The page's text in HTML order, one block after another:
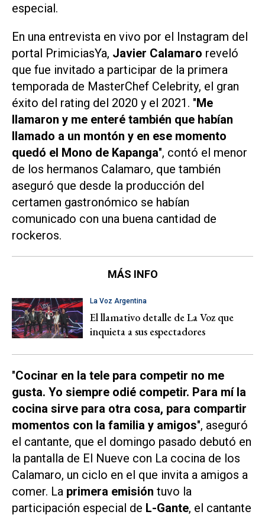
especial.
En una entrevista en vivo por el Instagram del
portal PrimiciasYa, Javier Calamaro reveló
que fue invitado a participar de la primera
temporada de MasterChef Celebrity, el gran
éxito del rating del 2020 y el 2021. "Me
llamaron y me enteré también que habían
llamado a un montón y en ese momento
quedó el Mono de Kapanga", contó el menor
de los hermanos Calamaro, que también
aseguró que desde la producción del
certamen gastronómico se habían
comunicado con una buena cantidad de
rockeros.
MÁS INFO
La Voz Argentina
El llamativo detalle de La Voz que
inquieta a sus espectadores
"Cocinar en la tele para competir no me
gusta. Yo siempre odié competir. Para mí la
cocina sirve para otra cosa, para compartir
momentos con la familia y amigos", aseguró
el cantante, que el domingo pasado debutó en
la pantalla de El Nueve con La cocina de los
Calamaro, un ciclo en el que invita a amigos a
comer. La primera emisión tuvo la
participación especial de L-Gante, el cantante